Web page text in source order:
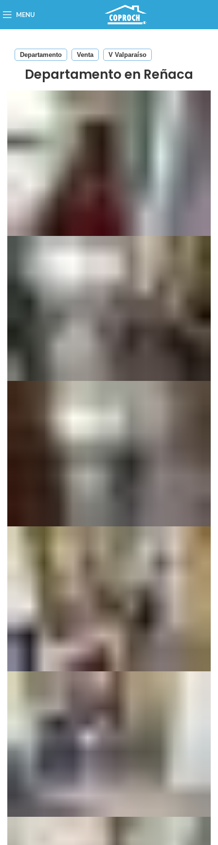
MENU
Departamento Venta V Valparaíso
Departamento en Reñaca